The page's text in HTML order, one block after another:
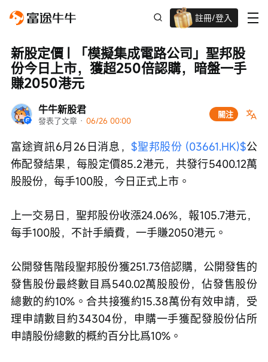
註冊/登入
牛牛新股君
發表了文章 · 06/26 00:00
關注
新股定價 | 「模擬集成電路公司」聖邦股
份今日上市，獲超250倍認購，暗盤一手
賺2050港元
富途資訊6月26日消息，$聖邦股份 (03661.HK)$公
佈配發結果，每股定價85.2港元，共發行5400.12萬
股股份，每手100股，今日正式上市。
上一交易日，聖邦股份收漲24.06%，報105.7港元，
每手100股，不計手續費，一手賺2050港元。
公開發售階段聖邦股份獲251.73倍認購，公開發售的
發售股份最終數目爲540.02萬股股份，佔發售股份
總數的約10%。合共接獲約15.38萬份有效申請，受
理申請數目約34304份，申購一手獲配發股份佔所
申請股份總數的概約百分比爲10%。